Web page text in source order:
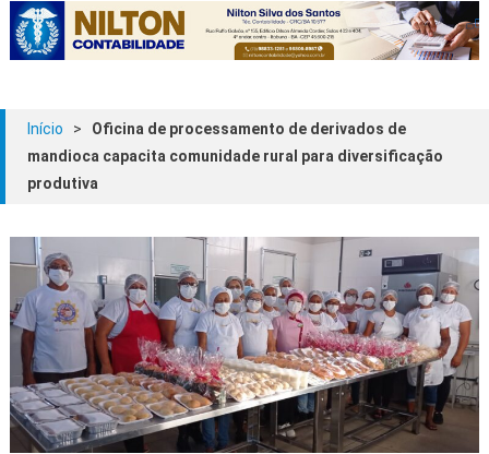
Início >
Oficina de processamento de derivados de
mandioca capacita comunidade rural para diversificação
produtiva